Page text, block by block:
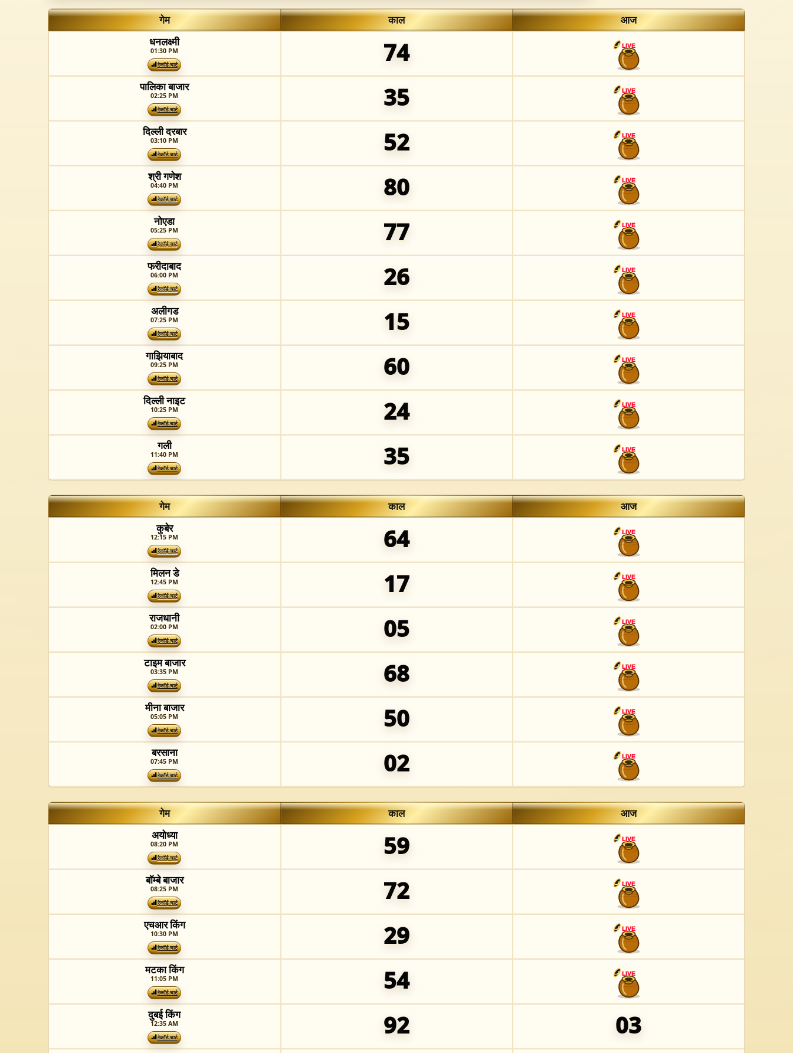
गेम काल
आज
धनलक्ष्मी
01:30 PM
रेकॉर्ड चार्ट 74 LIVE
पालिका बाजार
02:25 PM
रेकॉर्ड चार्ट 35 LIVE
दिल्ली दरबार
03:10 PM
रेकॉर्ड चार्ट 52 LIVE
श्री गणेश
04:40 PM
रेकॉर्ड चार्ट 80 LIVE
नोएडा
05:25 PM
रेकॉर्ड चार्ट 77 LIVE
फरीदाबाद
06:00 PM
रेकॉर्ड चार्ट 26 LIVE
अलीगड
07:25 PM
रेकॉर्ड चार्ट 15 LIVE
गाझियाबाद
09:25 PM
रेकॉर्ड चार्ट 60 LIVE
दिल्ली नाइट
10:25 PM
रेकॉर्ड चार्ट 24 LIVE
गली
11:40 PM
रेकॉर्ड चार्ट 35 LIVE
गेम काल
आज
कुबेर
12:15 PM
रेकॉर्ड चार्ट 64 LIVE
मिलन डे
12:45 PM
रेकॉर्ड चार्ट 17 LIVE
राजधानी
02:00 PM
रेकॉर्ड चार्ट 05 LIVE
टाइम बाजार
03:35 PM
रेकॉर्ड चार्ट 68 LIVE
मीना बाजार
05:05 PM
रेकॉर्ड चार्ट 50 LIVE
बरसाना
07:45 PM
रेकॉर्ड चार्ट 02 LIVE
गेम काल
आज
अयोध्या
08:20 PM
रेकॉर्ड चार्ट 59 LIVE
बॉम्बे बाजार
08:25 PM
रेकॉर्ड चार्ट 72 LIVE
एचआर किंग
10:30 PM
रेकॉर्ड चार्ट 29 LIVE
मटका किंग
11:05 PM
रेकॉर्ड चार्ट 54 LIVE
दुबई किंग
12:35 AM
रेकॉर्ड चार्ट 92 03